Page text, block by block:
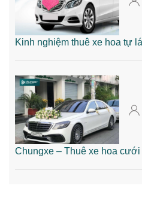
Kinh nghiệm thuê xe hoa tự
Chungxe – Thuê xe hoa